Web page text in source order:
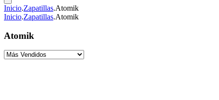
Inicio.Zapatillas.Atomik
Inicio.Zapatillas.Atomik
Atomik